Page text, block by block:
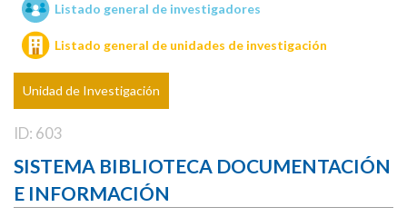
Unidades de investigación
Listado general de investigadores
Listado general de unidades de investigación
Unidad de Investigación
ID: 603
SISTEMA BIBLIOTECA DOCUMENTACIÓN
E INFORMACIÓN